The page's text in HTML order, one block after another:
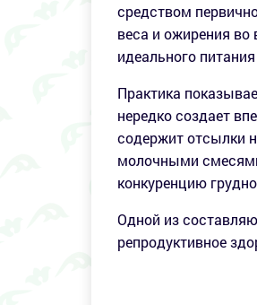
средством
веса и ожирения
идеального
Практика
нередко создает
содержит отсылки
молочными смесями
конкуренцию
Одной из
репродуктивное